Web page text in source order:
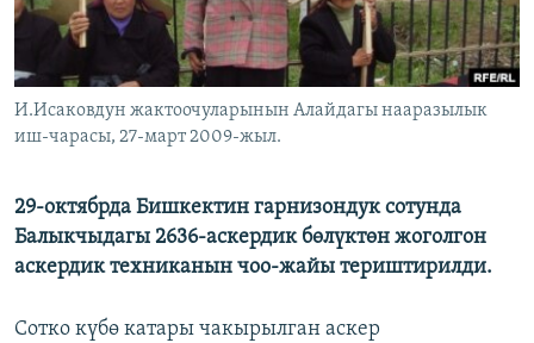
ЭЕ/АРнун бардык сайттары
И.Исаковдун жактоочуларынын Алайдагы нааразылык
иш-чарасы, 27-март 2009-жыл.
29-октябрда Бишкектин гарнизондук сотунда
Балыкчыдагы 2636-аскердик бөлүктөн жоголгон
аскердик техниканын чоо-жайы териштирилди.
Сотко күбө катары чакырылган аскер